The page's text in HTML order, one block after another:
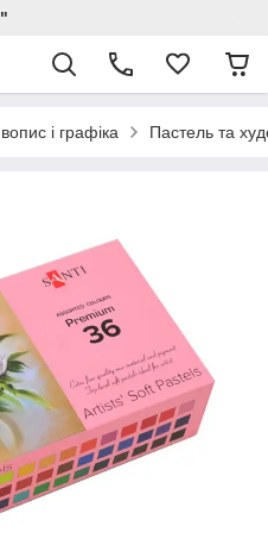
і графіка Пастель та